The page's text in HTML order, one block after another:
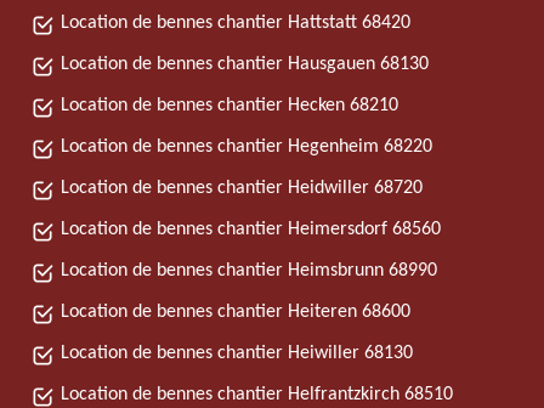
Location de bennes chantier Hattstatt 68420
Location de bennes chantier Hausgauen 68130
Location de bennes chantier Hecken 68210
Location de bennes chantier Hegenheim 68220
Location de bennes chantier Heidwiller 68720
Location de bennes chantier Heimersdorf 68560
Location de bennes chantier Heimsbrunn 68990
Location de bennes chantier Heiteren 68600
Location de bennes chantier Heiwiller 68130
Location de bennes chantier Helfrantzkirch 68510